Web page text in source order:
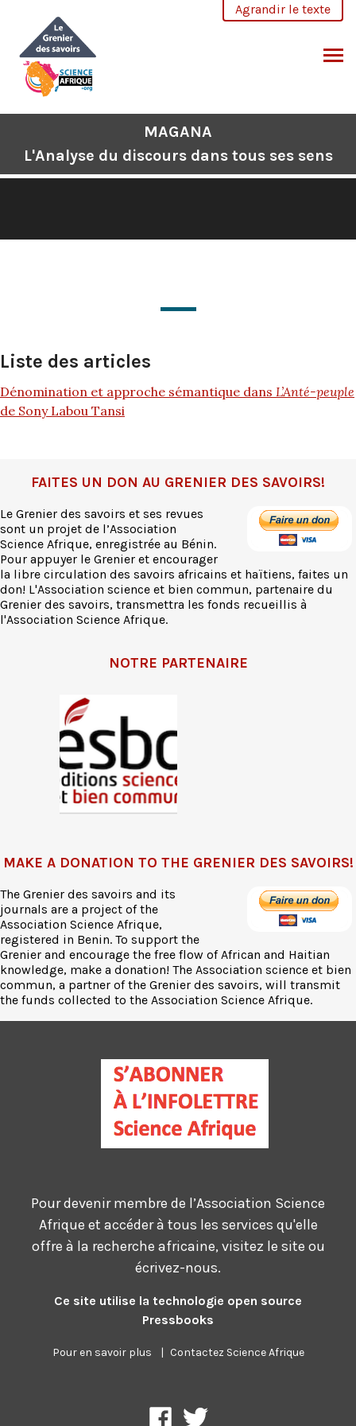
contenu
Agrandir le texte
MAGANA
L'Analyse du discours dans tous ses sens
Liste des articles
Dénomination et approche sémantique dans L’Anté-peuple
de Sony Labou Tansi
FAITES UN DON AU GRENIER DES SAVOIRS!
Le Grenier des savoirs et ses revues
sont un projet de l’Association
Science Afrique, enregistrée au Bénin.
Pour appuyer le Grenier et encourager
la libre circulation des savoirs africains et haïtiens, faites un
don! L'Association science et bien commun, partenaire du
Grenier des savoirs, transmettra les fonds recueillis à
l'Association Science Afrique.
NOTRE PARTENAIRE
MAKE A DONATION TO THE GRENIER DES SAVOIRS!
The Grenier des savoirs and its
journals are a project of the
Association Science Afrique,
registered in Benin. To support the
Grenier and encourage the free flow of African and Haitian
knowledge, make a donation! The Association science et bien
commun, a partner of the Grenier des savoirs, will transmit
the funds collected to the Association Science Afrique.
Pour devenir membre de l’Association Science
Afrique et accéder à tous les services qu'elle
offre à la recherche africaine, visitez le site ou
écrivez-nous.
Ce site utilise la technologie open source
Pressbooks
Pour en savoir plus | Contactez Science Afrique
ScienceAssociation